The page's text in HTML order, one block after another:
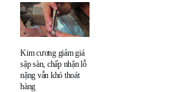
Kim cương giảm giá
sập sàn, chấp nhận lỗ
nặng vẫn khó thoát
hàng